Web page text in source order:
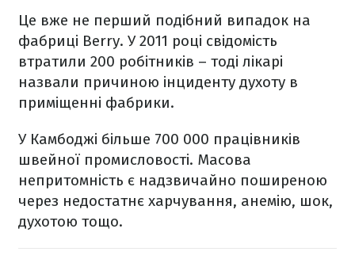
Це вже не перший подібний випадок на
фабриці Berry. У 2011 році свідомість
втратили 200 робітників – тоді лікарі
назвали причиною інциденту духоту в
приміщенні фабрики.
У Камбоджі більше 700 000 працівників
швейної промисловості. Масова
непритомність є надзвичайно поширеною
через недостатнє харчування, анемію, шок,
духотою тощо.